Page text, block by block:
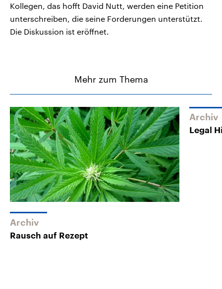
Kollegen, das hofft David Nutt, werden eine Petition
unterschreiben, die seine Forderungen unterstützt.
Die Diskussion ist eröffnet.
Mehr zum Thema
Archiv
Rausch auf Rezept
Archiv
Legal